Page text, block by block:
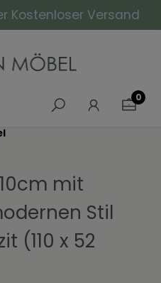
Kostenloser Versand
0
mit
Stil
(110 x 52